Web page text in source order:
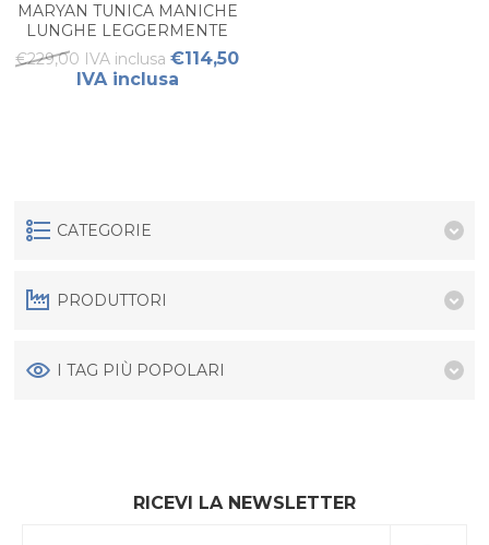
MARYAN TUNICA MANICHE
LUNGHE LEGGERMENTE
ELASTICIZZATA
€229,00 IVA inclusa €114,50
IVA inclusa
CATEGORIE
PRODUTTORI
I TAG PIÙ POPOLARI
RICEVI LA NEWSLETTER